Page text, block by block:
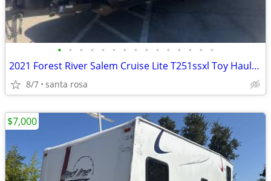
• • • • • • • • • • • • • • •
2021 Forest River Salem Cruise Lite T251ssxl Toy Hauler Travel Trailer
8/7 santa rosa
$7,000